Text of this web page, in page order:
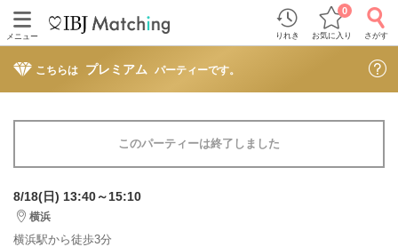
メニュー りれき お気に入り
0
さがす
こちらは プレミアム パーティーです。
このパーティーは終了しました
8/18(日) 13:40～15:10
横浜
横浜駅から徒歩3分